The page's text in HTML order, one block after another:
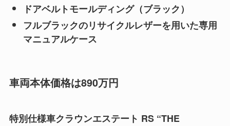
ドアベルトモールディング（ブラック）
フルブラックのリサイクルレザーを用いた専用
マニュアルケース
車両本体価格は890万円
特別仕様車クラウンエステート RS “THE